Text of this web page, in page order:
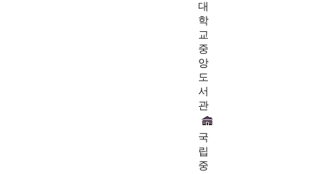
대
학
교
중
앙
도
서
관
국
립
중